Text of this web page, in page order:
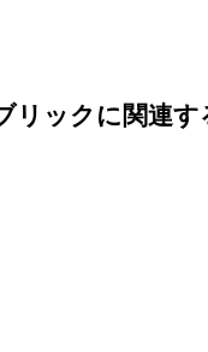
リックに関連す